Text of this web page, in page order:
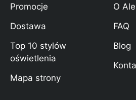
Promocje
Dostawa
Top 10 stylów
oświetlenia
Mapa strony
O
FAQ
Blog